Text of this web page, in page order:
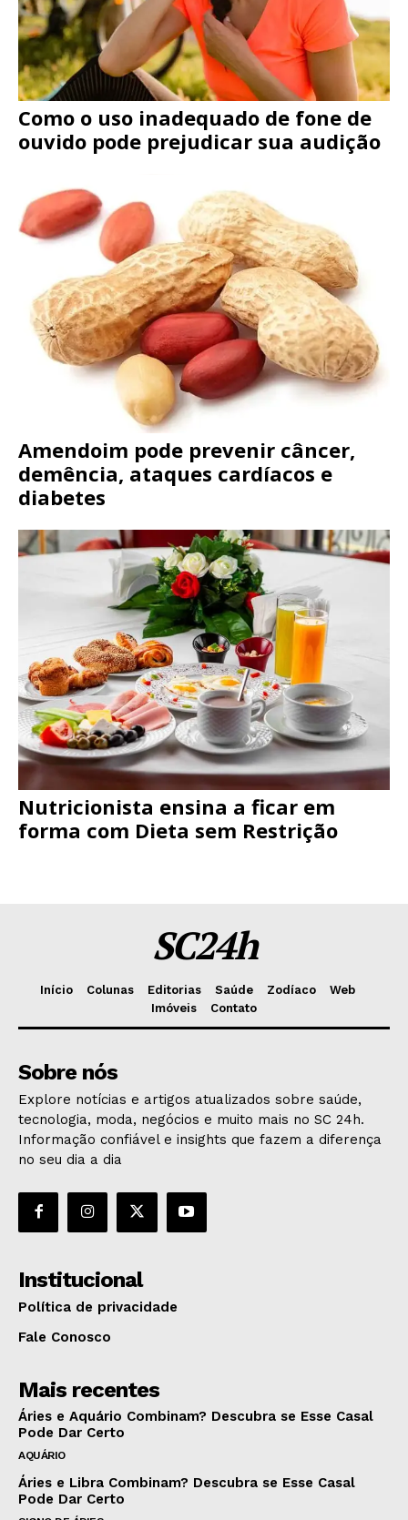
Como o uso inadequado de fone de
ouvido pode prejudicar sua audição
Amendoim pode prevenir câncer,
demência, ataques cardíacos e
diabetes
Nutricionista ensina a ficar em
forma com Dieta sem Restrição
SC24h
Início Colunas Editorias Saúde Zodíaco
Web
Imóveis
Contato
Sobre nós
Explore notícias e artigos atualizados sobre saúde,
tecnologia, moda, negócios e muito mais no SC 24h.
Informação confiável e insights que fazem a diferença
no seu dia a dia
Institucional
Política de privacidade
Fale Conosco
Mais recentes
Áries e Aquário Combinam? Descubra se Esse Casal
Pode Dar Certo
AQUÁRIO
Áries e Libra Combinam? Descubra se Esse Casal
Pode Dar Certo